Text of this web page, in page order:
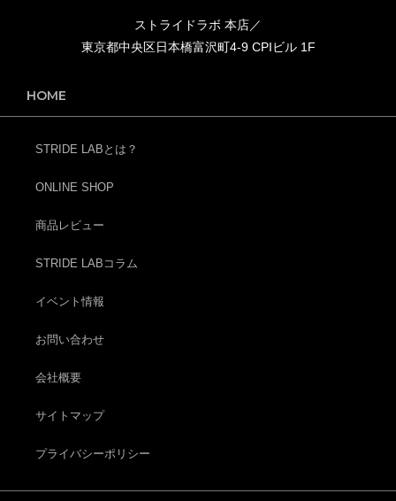
ストライドラボ 本店／
東京都中央区日本橋富沢町4-9 CPIビル 1F
HOME
STRIDE LABとは？
ONLINE SHOP
商品レビュー
STRIDE LABコラム
イベント情報
お問い合わせ
会社概要
サイトマップ
プライバシーポリシー